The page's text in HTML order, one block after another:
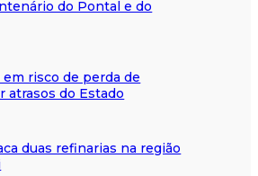
do Pontal e do
em risco de perda de
atrasos do Estado
duas refinarias na região